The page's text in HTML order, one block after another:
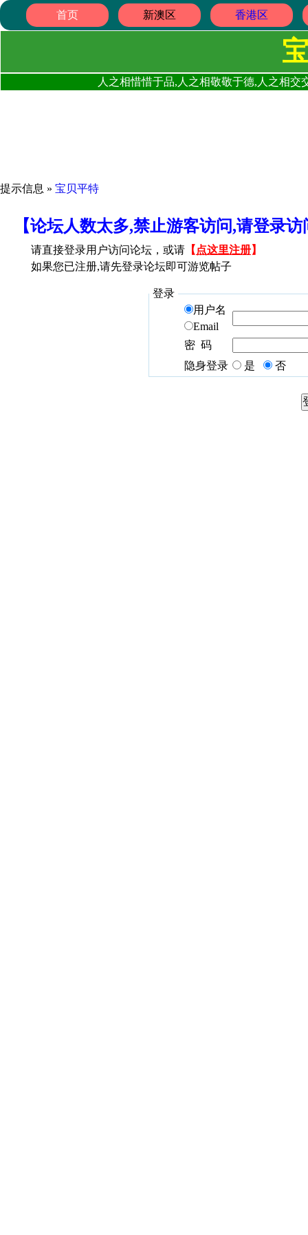
首页 新澳区 香港区
人之相惜惜于品,人之相敬敬于德,人之相
提示信息 » 宝贝平特
【论坛人数太多,禁止游客访问,请登录
请直接登录用户访问论坛，或请 【 点这里注册】
如果您已注册,请先登录论坛即可游览帖子
登录
用户名
Email
密 码
隐身登录
是 否